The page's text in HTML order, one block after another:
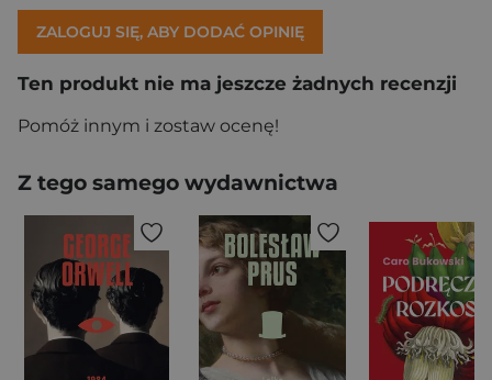
ZALOGUJ SIĘ, ABY DODAĆ OPINIĘ
Ten produkt nie ma jeszcze żadnych recenzji
Pomóż innym i zostaw ocenę!
Z tego samego wydawnictwa